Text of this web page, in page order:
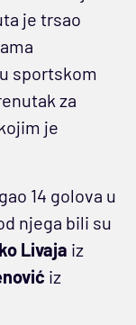
je trsao
sportskom
za
je
14 golova u
njega bili su
Livaja iz
iz